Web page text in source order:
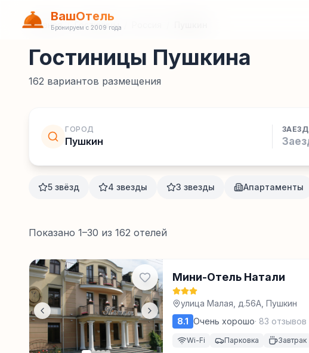
ВашОтель
Бронируем с 2009 года
Главная / Гостиницы
Гостиницы Пушкина
162 вариантов размещения
ГОРОД
Пушкин
ЗАЕЗД
5 звёзд 4 звезды 3 звезды Апартаменты
Показано 1–30 из 162 отелей
Мини-Отель Натали
улица Малая, д.56А, Пушкин
8.1 Очень хорошо· 83 отзывов
Wi-Fi Парковка Завтрак